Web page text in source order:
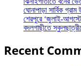
ঘোনাপাড়া সার্বিক
শেরপুরে ‘জুলাই-
বদলগাছীতে
Recent